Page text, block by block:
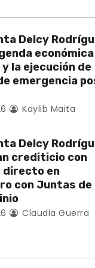
Delcy
económica
la ejecución de
emergencia
Kaylib Maita
Delcy
crediticio con
directo en
con Juntas de
Claudia Guerra